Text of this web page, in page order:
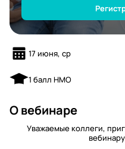
17 июня, ср
1 балл НМО
О вебинаре
Уважаемые коллеги,